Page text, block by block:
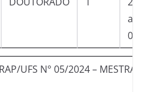
a
UFS N° 05/2024 –